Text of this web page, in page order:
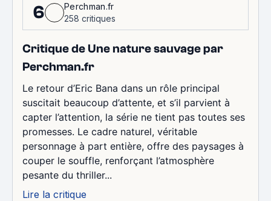
6
Perchman.fr
258 critiques
Critique de Une nature sauvage par
Perchman.fr
Le retour d’Eric Bana dans un rôle principal
suscitait beaucoup d’attente, et s’il parvient à
capter l’attention, la série ne tient pas toutes ses
promesses. Le cadre naturel, véritable
personnage à part entière, offre des paysages à
couper le souffle, renforçant l’atmosphère
pesante du thriller...
Lire la critique